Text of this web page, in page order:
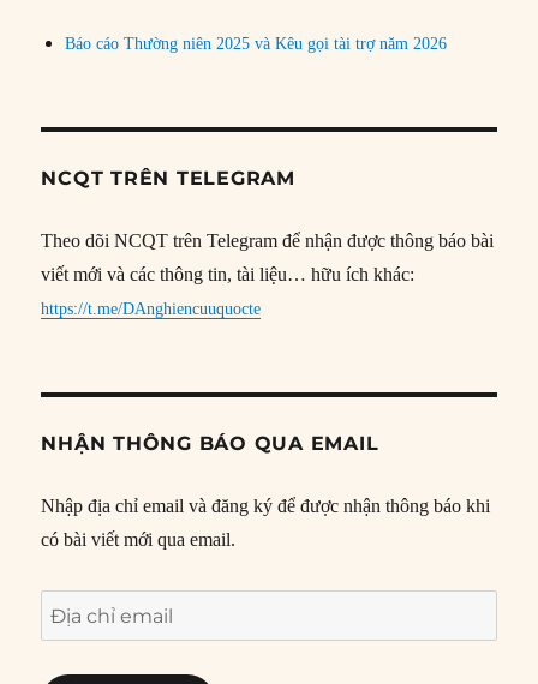
Báo cáo Thường niên 2025 và Kêu gọi tài trợ năm 2026
NCQT TRÊN TELEGRAM
Theo dõi NCQT trên Telegram để nhận được thông báo bài
viết mới và các thông tin, tài liệu… hữu ích khác:
https://t.me/DAnghiencuuquocte
NHẬN THÔNG BÁO QUA EMAIL
Nhập địa chỉ email và đăng ký để được nhận thông báo khi
có bài viết mới qua email.
Địa
chỉ
email